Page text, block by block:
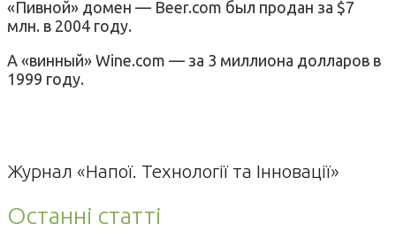
«Пивной» домен — Beer.com был продан за $7
млн. в 2004 году.
А «винный» Wine.com — за 3 миллиона долларов в
1999 году.
Журнал «Напої. Технології та Інновації»
Останні статті